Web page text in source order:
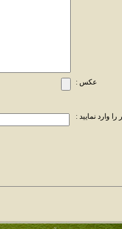
عکس :
وارد نمایید :